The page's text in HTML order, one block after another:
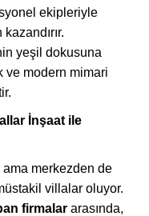
ekipleriyle
yeşil dokusuna
ve modern mimari
İnşaat ile
merkezden de
villalar oluyor.
firmalar arasında,